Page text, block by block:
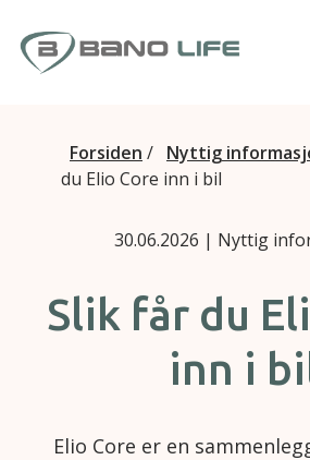
Våre hjelpemidler
Om Bano Life
Kontakt oss
Forsiden / Nyttig
du Elio Core inn i bil
30.06.2026 | Nyttig
Slik får du
inn i
Elio Core er en